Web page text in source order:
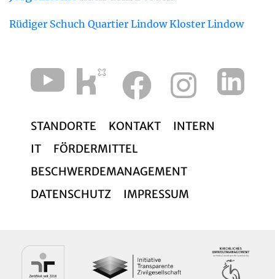
Rüdiger Schuch Quartier Lindow Kloster Lindow
STANDORTE KONTAKT
INTERN
IT
FÖRDERMITTEL
BESCHWERDEMANAGEMENT
DATENSCHUTZ
IMPRESSUM